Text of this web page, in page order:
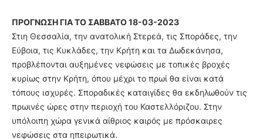
ΠΡΟΓΝΩΣΗ ΓΙΑ ΤΟ ΣΑΒΒΑΤΟ 18-03-2023
Στιη Θεσσαλία, την ανατολική Στερεά, τις Σποράδες, την
Εύβοια, τις Κυκλάδες, την Κρήτη και τα Δωδεκάνησα,
προβλέπονται αυξημένες νεφώσεις με τοπικές βροχές
κυρίως στην Κρήτη, όπου μέχρι το πρωί θα είναι κατά
τόπους ισχυρές. Σποραδικές καταιγίδες θα εκδηλωθούν τις
πρωινές ώρες στην περιοχή του Καστελλόριζου. Στην
υπόλοιπη χώρα γενικά αίθριος καιρός με πρόσκαιρες
νεφώσεις στα ηπειρωτικά.